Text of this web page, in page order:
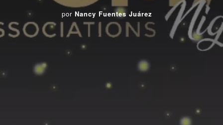
por Nancy Fuentes Juárez